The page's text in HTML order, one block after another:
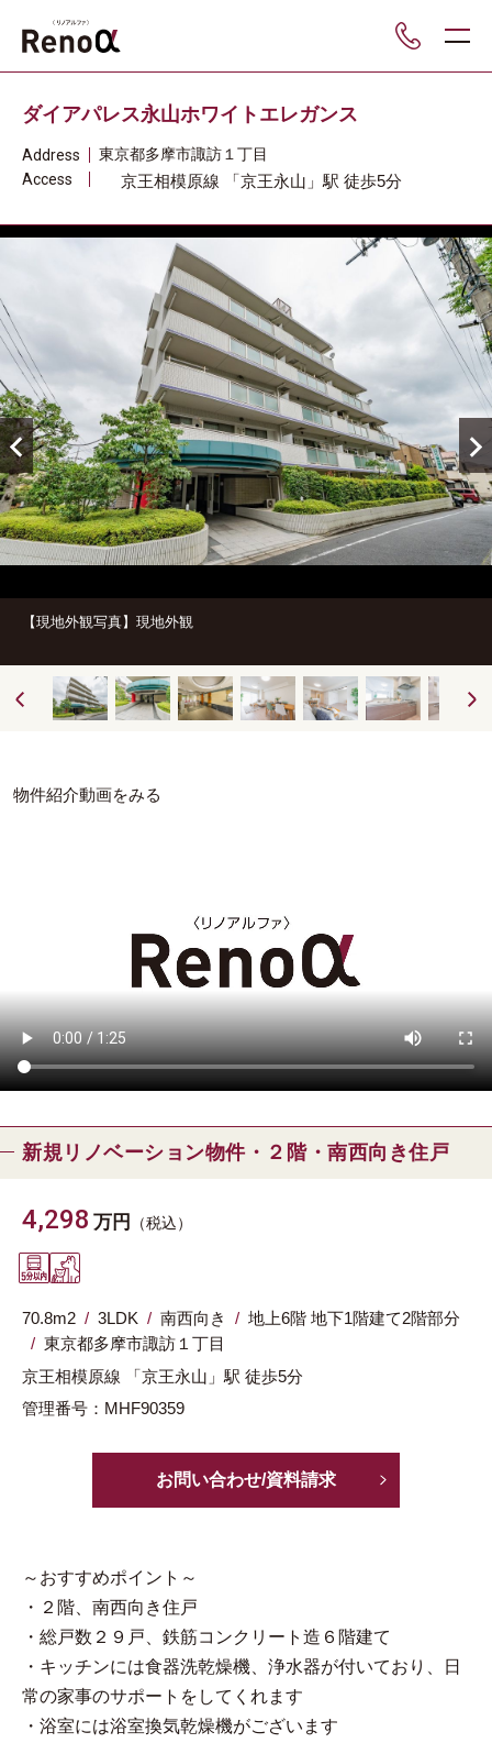
ダイアパレス永山ホワイトエレガンス
Address 東京都多摩市諏訪１丁目
Access
京王相模原線 「京王永山」駅 徒歩5分
【現地外観写真】現地外観
物件紹介動画をみる
新規リノベーション物件・２階・南西向き住戸
4,298 万円 （税込）
70.8m2 3LDK 南西向き
地上6階 地下1階建て2階部分
東京都多摩市諏訪１丁目
京王相模原線
「京王永山」駅 徒歩5分
管理番号：MHF90359
お問い合わせ/資料請求
～おすすめポイント～
・２階、南西向き住戸
・総戸数２９戸、鉄筋コンクリート造６階建て
・キッチンには食器洗乾燥機、浄水器が付いており、日
常の家事のサポートをしてくれます
・浴室には浴室換気乾燥機がございます